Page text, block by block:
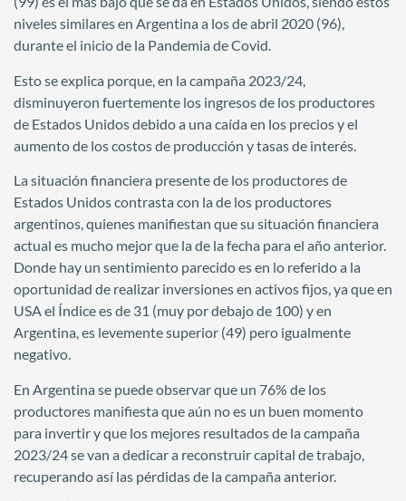
niveles similares en Argentina a los de abril 2020 (96),
durante el inicio de la Pandemia de Covid.
Esto se explica porque, en la campaña 2023/24,
disminuyeron fuertemente los ingresos de los productores
de Estados Unidos debido a una caída en los precios y el
aumento de los costos de producción y tasas de interés.
La situación financiera presente de los productores de
Estados Unidos contrasta con la de los productores
argentinos, quienes manifiestan que su situación financiera
actual es mucho mejor que la de la fecha para el año anterior.
Donde hay un sentimiento parecido es en lo referido a la
oportunidad de realizar inversiones en activos fijos, ya que en
USA el Índice es de 31 (muy por debajo de 100) y en
Argentina, es levemente superior (49) pero igualmente
negativo.
En Argentina se puede observar que un 76% de los
productores manifiesta que aún no es un buen momento
para invertir y que los mejores resultados de la campaña
2023/24 se van a dedicar a reconstruir capital de trabajo,
recuperando así las pérdidas de la campaña anterior.